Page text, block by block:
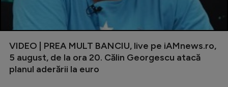
VIDEO | PREA MULT BANCIU, live pe iAMnews.ro,
5 august, de la ora 20. Călin Georgescu atacă
planul aderării la euro